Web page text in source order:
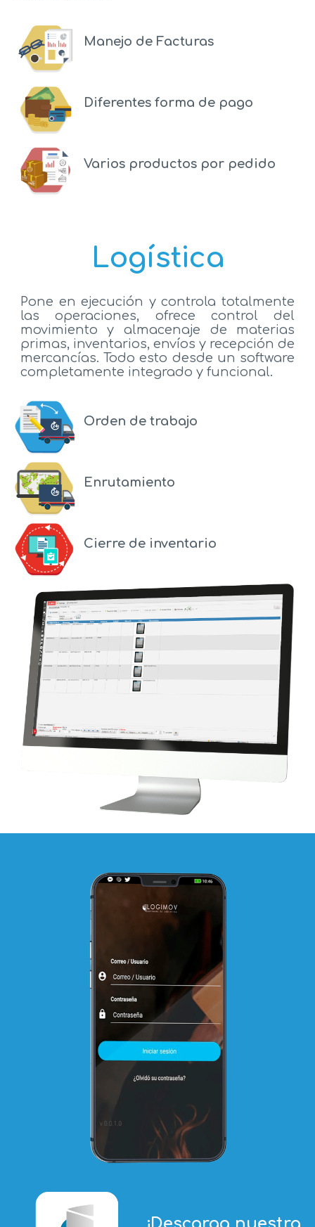
Manejo de Facturas
Diferentes forma de pago
Varios productos por pedido
Logística
Pone en ejecución y controla totalmente
las operaciones, ofrece control del
movimiento y almacenaje de materias
primas, inventarios, envíos y recepción de
mercancías. Todo esto desde un software
completamente integrado y funcional.
Orden de trabajo
Enrutamiento
Cierre de inventario